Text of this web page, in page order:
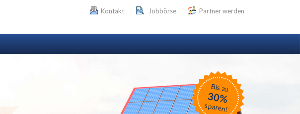
Kontakt Jobbörse Partner werden
Bis zu
30%
sparen!